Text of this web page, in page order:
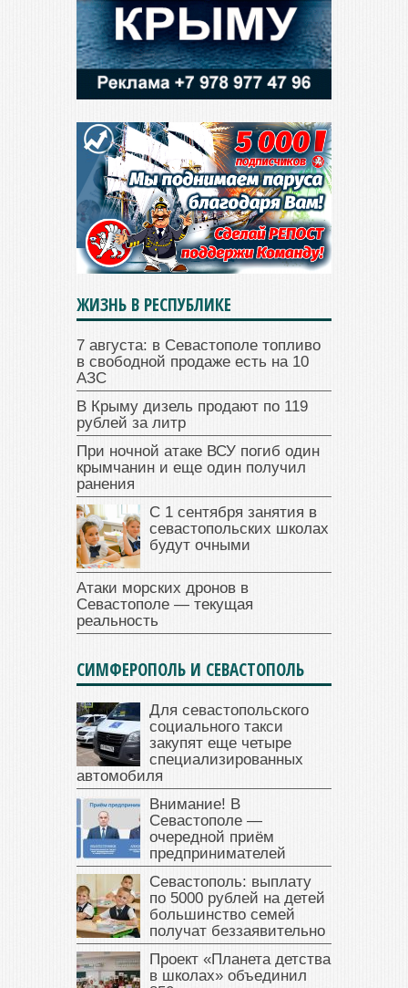
ЖИЗНЬ В РЕСПУБЛИКЕ
7 августа: в Севастополе топливо
в свободной продаже есть на 10
АЗС
В Крыму дизель продают по 119
рублей за литр
При ночной атаке ВСУ погиб один
крымчанин и еще один получил
ранения
С 1 сентября занятия в
севастопольских школах
будут очными
Атаки морских дронов в
Севастополе — текущая
реальность
СИМФЕРОПОЛЬ И СЕВАСТОПОЛЬ
Для севастопольского
социального такси
закупят еще четыре
специализированных
автомобиля
Внимание! В
Севастополе —
очередной приём
предпринимателей
Севастополь: выплату
по 5000 рублей на детей
большинство семей
получат беззаявительно
Проект «Планета детства
в школах» объединил